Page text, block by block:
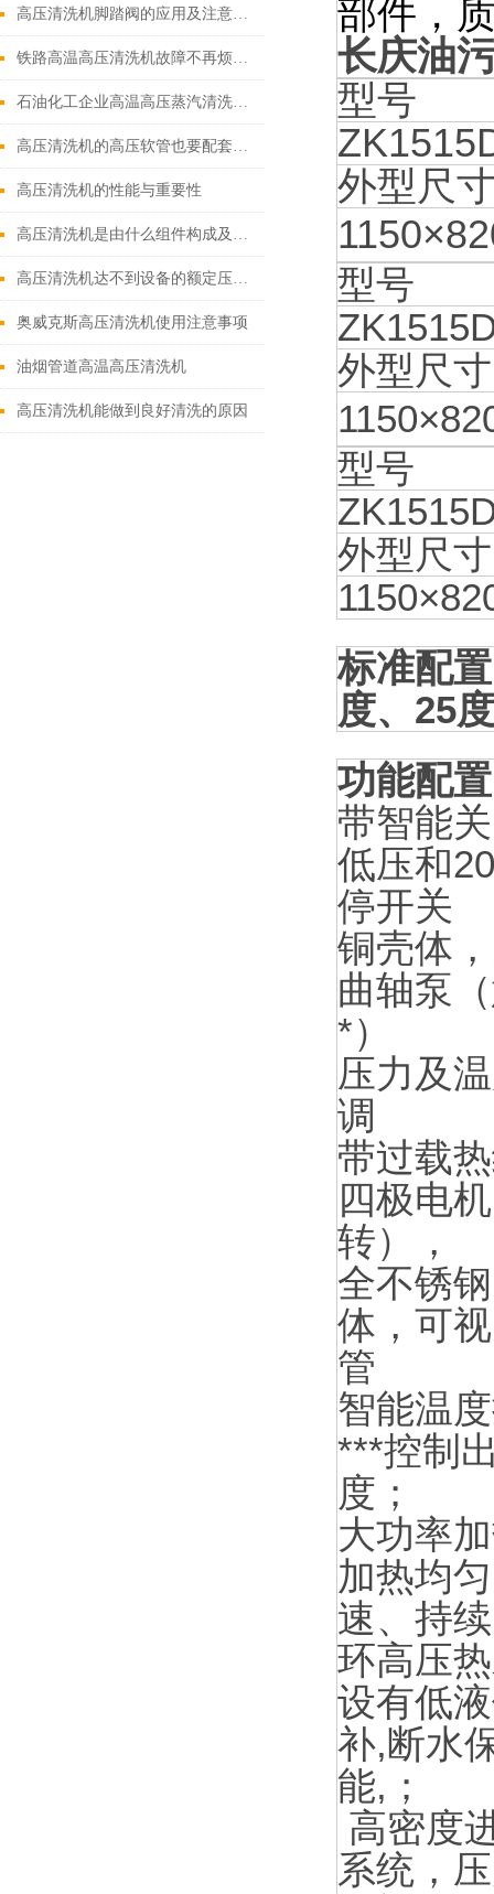
高压清洗机脚踏阀的应用及注意事项
铁路高温高压清洗机故障不再烦恼：高效解决高温高压问题！
石油化工企业高温高压蒸汽清洗机、热水高压清洗机
高压清洗机的高压软管也要配套的才行
高压清洗机的性能与重要性
高压清洗机是由什么组件构成及作用
高压清洗机达不到设备的额定压力怎么办
奥威克斯高压清洗机使用注意事项
油烟管道高温高压清洗机
高压清洗机能做到良好清洗的原因
部件，
长庆油
型号
外型尺
型号
外型尺
型号
外型尺
标准配
度、25
功能配置
带智能
低压和
停开关
铜壳体
曲轴泵
*）
压力及
调
带过载
四极电
转），
全不锈
体，可
管
智能温
***控制
度；
大功率
加热均
速、持
环高压
设有低
补,断水
能,；
高密度
系统，